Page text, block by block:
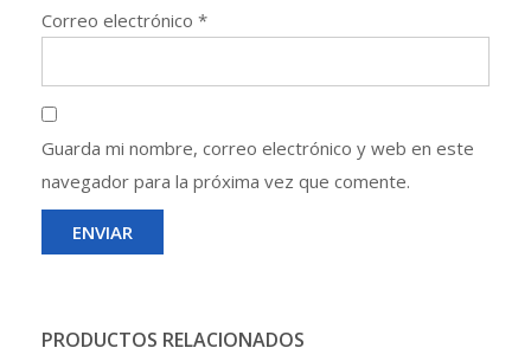
Correo electrónico *
Guarda mi nombre, correo electrónico y web en este
navegador para la próxima vez que comente.
PRODUCTOS RELACIONADOS